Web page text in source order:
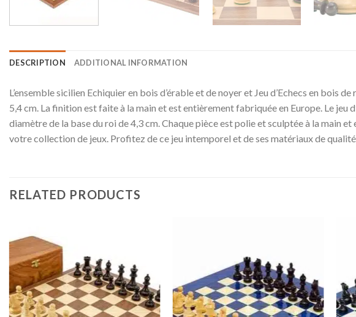
DESCRIPTION ADDITIONAL INFORMATION
L’ensemble sicilien Echiquier en bois d’érable et de noyer et Jeu d’Echecs en bois
5,4 cm. La finition est faite à la main et est entièrement fabriquée en Europe. Le jeu
diamètre de la base du roi de 4,3 cm. Chaque pièce est polie et sculptée à la main
votre collection de jeux. Profitez de ce jeu intemporel et de ses matériaux de
RELATED PRODUCTS